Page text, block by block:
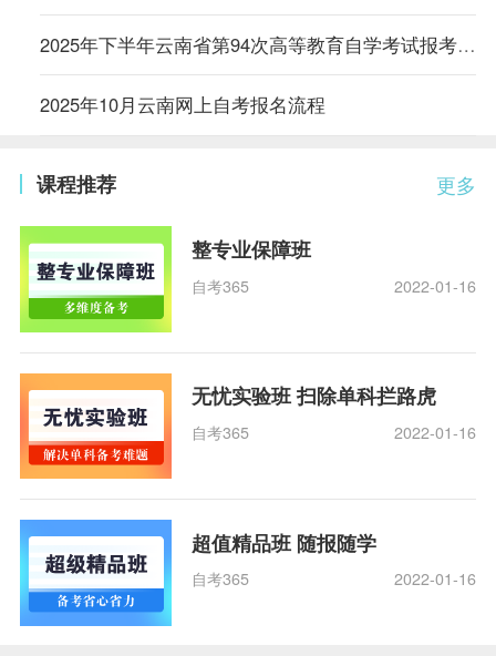
2025年下半年云南省第94次高等教育自学考试报考简章
2025年10月云南网上自考报名流程
更多
课程推荐
整专业保障班
自考365 2022-01-16
无忧实验班 扫除单科拦路虎
自考365 2022-01-16
超值精品班 随报随学
自考365 2022-01-16